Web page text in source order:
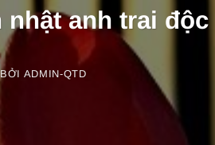
anh trai độc
BỞI ADMIN-QTD